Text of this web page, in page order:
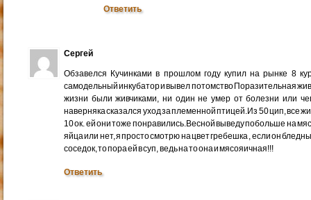
Ответить
Сергей
Обзавелся Кучинками в прошлом году купил на рынке 8
самодельный инкубатор и вывел потомство Поразительная
жизни были живчиками, ни один не умер от болезни или
наверняка сказался уход за племенной птицей.Из 50 цип, все
10 ок. ей они тоже понравились.Весной выведу побольше на
яйца или нет, я просто смотрю на цвет гребешка , если он
соседок, то пора ей в суп, ведь на то она и мясояичная!!!
Ответить